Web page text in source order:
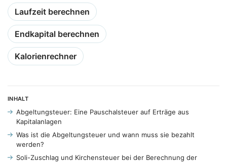
Laufzeit berechnen
Endkapital berechnen
Kalorienrechner
INHALT
Abgeltungsteuer: Eine Pauschalsteuer auf Erträge aus
Kapitalanlagen
Was ist die Abgeltungsteuer und wann muss sie bezahlt
werden?
Soli-Zuschlag und Kirchensteuer bei der Berechnung der